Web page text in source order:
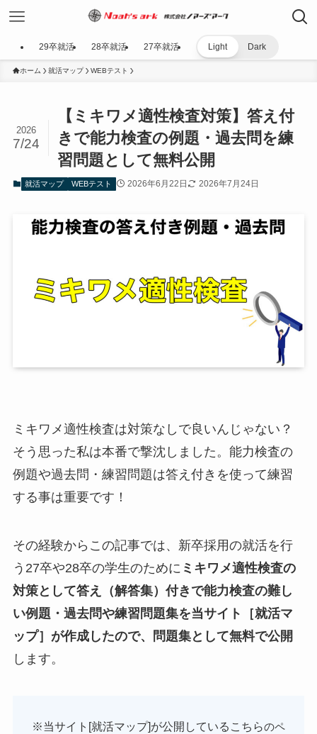
29卒就活 28卒就活 27卒就活 Light Dark
ホーム 就活マップ WEBテスト
【ミキワメ適性検査対策】答え付
きで能力検査の例題・過去問を練
習問題として無料公開
2026
7/24
就活マップ WEBテスト 2026年6月22日 2026年7月24日
ミキワメ適性検査は対策なしで良いんじゃない？
そう思った私は本番で撃沈しました。能力検査の
例題や過去問・練習問題は答え付きを使って練習
する事は重要です！
その経験からこの記事では、新卒採用の就活を行
う27卒や28卒の学生のために ミキワメ適性検査の
対策として答え（解答集）付きで能力検査の難し
い例題・過去問や練習問題集を当サイト［就活マ
ップ］が作成したので、問題集として無料で公開
します。
※当サイト[就活マップ]が公開しているこちらのペ